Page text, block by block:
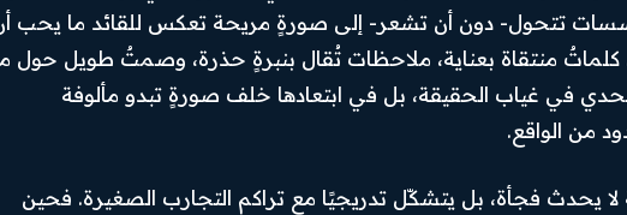
تتحول- دون أن تشعر- إلى صورةٍ مريحة تعكس للقائد ما يحب
منتقاة بعناية، ملاحظات تُقال بنبرةٍ حذرة، وصمتٌ طويل حول
في غياب الحقيقة، بل في ابتعادها خلف صورةٍ تبدو مألوفة
من الواقع.
يحدث فجأة، بل يتشكّل تدريجيًا مع تراكم التجارب الصغيرة. فحين